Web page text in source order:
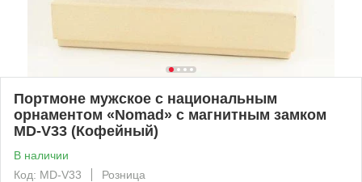
Портмоне мужское с национальным
орнаментом «Nomad» с магнитным замком
MD-V33 (Кофейный)
В наличии
Код: MD-V33
Розница